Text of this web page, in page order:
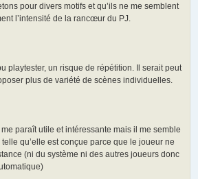
pour divers motifs et qu’ils ne me semblent
l’intensité de la rancœur du PJ.
playtester, un risque de répétition. Il serait peut
plus de variété de scènes individuelles.
paraît utile et intéressante mais il me semble
qu’elle est conçue parce que le joueur ne
(ni du système ni des autres joueurs donc